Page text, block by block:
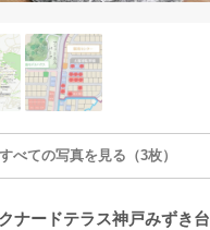
すべての写真を見る（3枚）
ナードテラス神戸みずき台